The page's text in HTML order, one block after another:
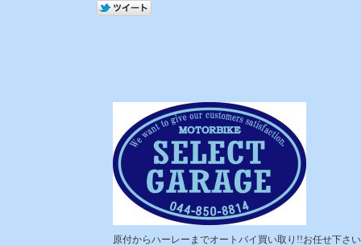
原付からハーレーまでオートバイ買い取り!!お任せ下